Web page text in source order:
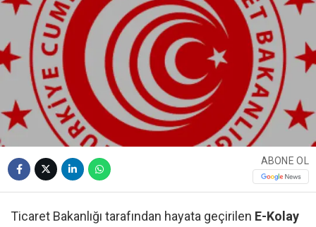
ABONE OL
Ticaret Bakanlığı tarafından hayata geçirilen E-Kolay